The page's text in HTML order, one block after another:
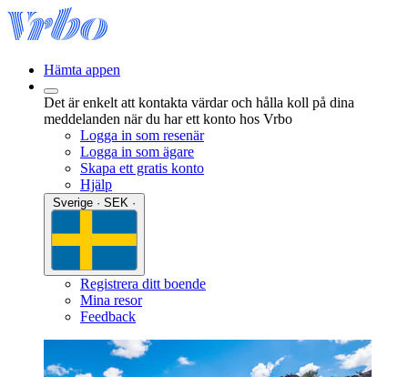
Hämta appen
Det är enkelt att kontakta värdar och hålla koll på dina
meddelanden när du har ett konto hos Vrbo
Logga in som resenär
Logga in som ägare
Skapa ett gratis konto
Hjälp
Registrera ditt boende
Mina resor
Feedback